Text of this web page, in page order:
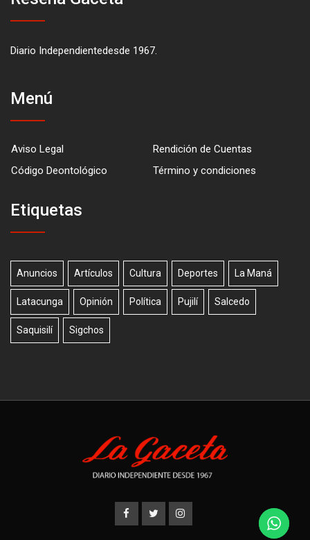
Diario Independientedesde 1967.
Menú
Aviso Legal
Rendición de Cuentas
Código Deontológico
Término y condiciones
Etiquetas
Anuncios Artículos Cultura Deportes La Maná
Latacunga Opinión Política Pujilí Salcedo
Saquisilí Sigchos